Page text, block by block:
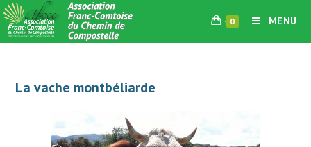
Skip
to
content
0 MENU
La vache montbéliarde